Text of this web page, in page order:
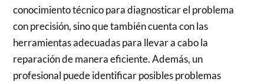
conocimiento técnico para diagnosticar el problema
con precisión, sino que también cuenta con las
herramientas adecuadas para llevar a cabo la
reparación de manera eficiente. Además, un
profesional puede identificar posibles problemas